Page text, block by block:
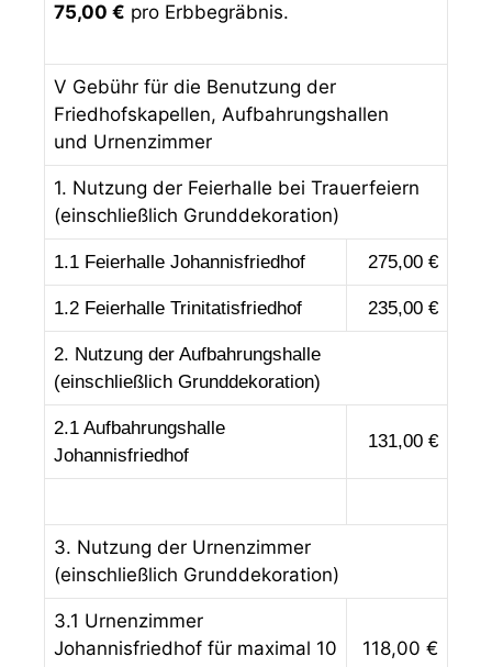
75,00 € pro Erbbegräbnis.
V Gebühr für die Benutzung der
Friedhofskapellen, Aufbahrungshallen
und Urnenzimmer
1. Nutzung der Feierhalle bei Trauerfeiern
(einschließlich Grunddekoration)
1.1 Feierhalle Johannisfriedhof 275,00 €
1.2 Feierhalle Trinitatisfriedhof 235,00 €
2. Nutzung der Aufbahrungshalle
(einschließlich Grunddekoration)
2.1 Aufbahrungshalle
Johannisfriedhof
131,00 €
3. Nutzung der Urnenzimmer
(einschließlich Grunddekoration)
3.1 Urnenzimmer
Johannisfriedhof für maximal 10
118,00 €